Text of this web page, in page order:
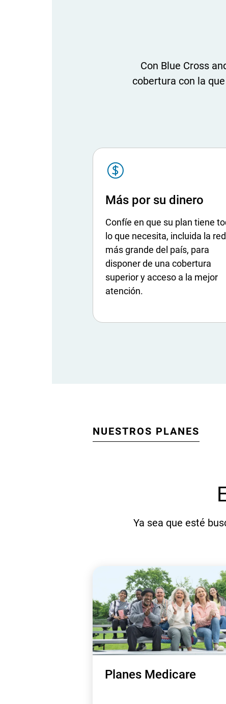
Con Blue Cross
cobertura con la
S
G
Más por su dinero
Confíe en que su plan tiene
lo que necesita, incluida la red
más grande del país, para
disponer de una cobertura
superior y acceso a la mejor
atención.
NUESTROS PLANES
Ya sea que esté
Planes Medicare